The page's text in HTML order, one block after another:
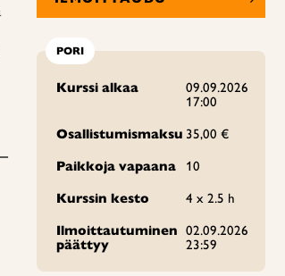
PORI
Kurssi alkaa
09.09.2026
17:00
Osallistumismaksu 35,00 €
Paikkoja vapaana
10
Kurssin kesto
4 x 2.5 h
Ilmoittautuminen
päättyy
02.09.2026
23:59